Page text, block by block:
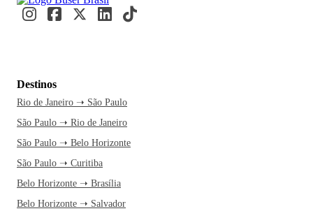
Destinos
Rio de Janeiro ➝ São Paulo
São Paulo ➝ Rio de Janeiro
São Paulo ➝ Belo Horizonte
São Paulo ➝ Curitiba
Belo Horizonte ➝ Brasília
Belo Horizonte ➝ Salvador